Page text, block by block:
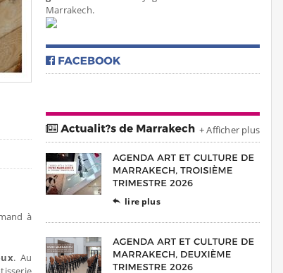
à
. Au
Marrakech.
+ Afficher plus
 lire plus